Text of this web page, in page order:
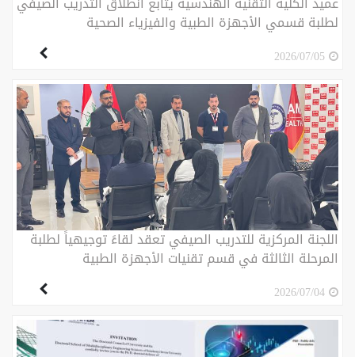
لطلبة قسمي الأجهزة الطبية والفيزياء الصحية
2026/07/05
اللجنة المركزية للتدريب الصيفي تعقد لقاءً توجيهياً لطلبة
المرحلة الثالثة في قسم تقنيات الأجهزة الطبية
2026/07/04